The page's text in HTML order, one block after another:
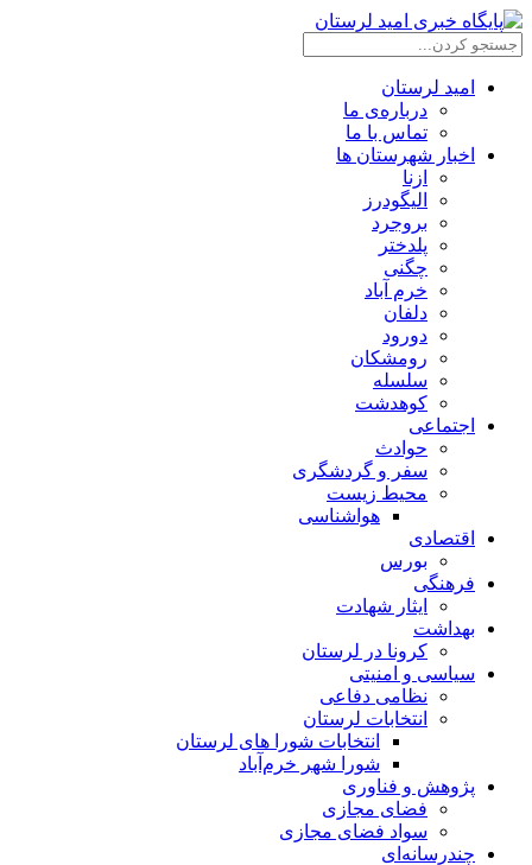
امید لرستان
درباره‌ی ما
تماس با ما
اخبار شهرستان ها
ازنا
الیگودرز
بروجرد
پلدختر
چگنی
خرم آباد
دلفان
دورود
رومشکان
سلسله
کوهدشت
اجتماعی
حوادث
سفر و گردشگری
محیط زیست
هواشناسی
اقتصادی
بورس
فرهنگی
ایثار شهادت
بهداشت
کرونا در لرستان
سیاسی و امنیتی
نظامی دفاعی
انتخابات لرستان
انتخابات شورا های لرستان
شورا شهر خرم‌آباد
پژوهش و فناوری
فضای مجازی
سواد فضای مجازی
چندرسانه‌ای